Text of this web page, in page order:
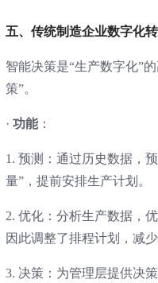
五、传统制造企业数字化
智能决策是“生产数字化”
策”。
· 功能：
1. 预测：通过历史数据，
量”，提前安排生产计划。
2. 优化：分析生产数据，
因此调整了排程计划，减少
3. 决策：为管理层提供决